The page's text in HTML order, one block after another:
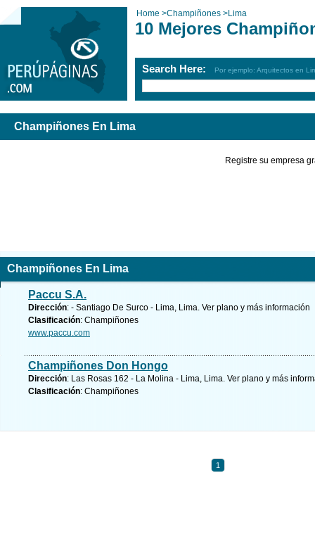
Home >Champiñones >Lima
10 Mejores
Search Here: Por ejemplo: Arquitectos en
Champiñones En Lima
Registre su empresa
Champiñones En Lima
Paccu S.A.
Dirección: - Santiago De Surco - Lima, Lima. Ver plano y más información
Clasificación: Champiñones
www.paccu.com
Champiñones Don Hongo
Dirección: Las Rosas 162 - La Molina - Lima, Lima. Ver plano y más
Clasificación: Champiñones
1